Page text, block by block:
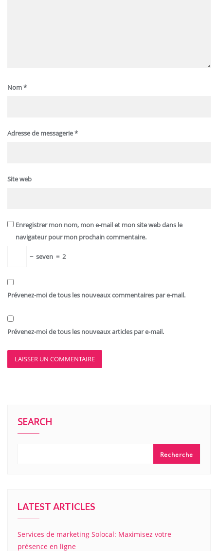
Nom*
Adresse de messagerie*
Site web
Enregistrer mon nom, mon e-mail et mon site web dans le
navigateur pour mon prochain commentaire.
− seven = 2
Prévenez-moi de tous les nouveaux commentaires par e-mail.
Prévenez-moi de tous les nouveaux articles par e-mail.
SEARCH
Recherche
LATEST ARTICLES
Services de marketing Solocal: Maximisez votre
présence en ligne